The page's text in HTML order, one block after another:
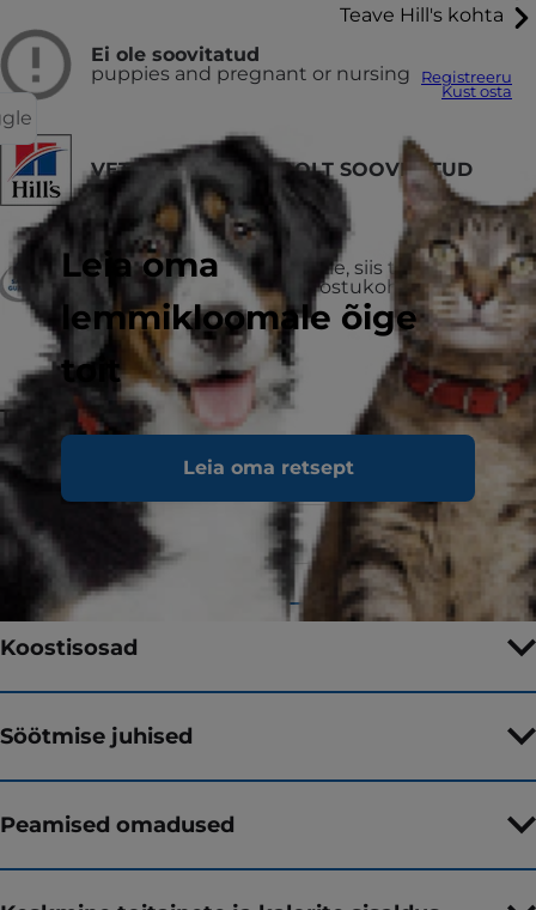
Teave Hill's kohta
Registreeru
Kust osta
Leia oma
lemmikloomale õige
toit
Leia oma retsept
Ei ole soovitatud
puppies and pregnant or nursing
VETERINAARIDE POOLT SOOVITATUD
VÕI RAHA TAGASI
Kui sa ei jää tootega rahule, siis tagasta
kasutamata jäänud toit ostukohta ning saad
raha tagasi.
Toidutüüp Märgtoit
Maitse Originaal
Pakendi suurus
Koostisosad
Söötmise juhised
Peamised omadused